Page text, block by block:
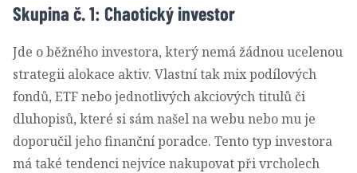
Skupina č. 1: Chaotický investor
Jde o běžného investora, který nemá žádnou ucelenou
strategii alokace aktiv. Vlastní tak mix podílových
fondů, ETF nebo jednotlivých akciových titulů či
dluhopisů, které si sám našel na webu nebo mu je
doporučil jeho finanční poradce. Tento typ investora
má také tendenci nejvíce nakupovat při vrcholech